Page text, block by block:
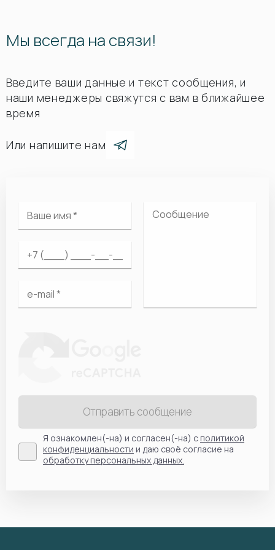
Мы всегда на связи!
Введите ваши данные и текст сообщения, и
наши менеджеры свяжутся с вам в ближайшее
время
Или напишите нам
Отправить сообщение
Я ознакомлен(-на) и согласен(-на) сполитикой
конфиденциальности и даю своё согласие на
обработку персональных данных.